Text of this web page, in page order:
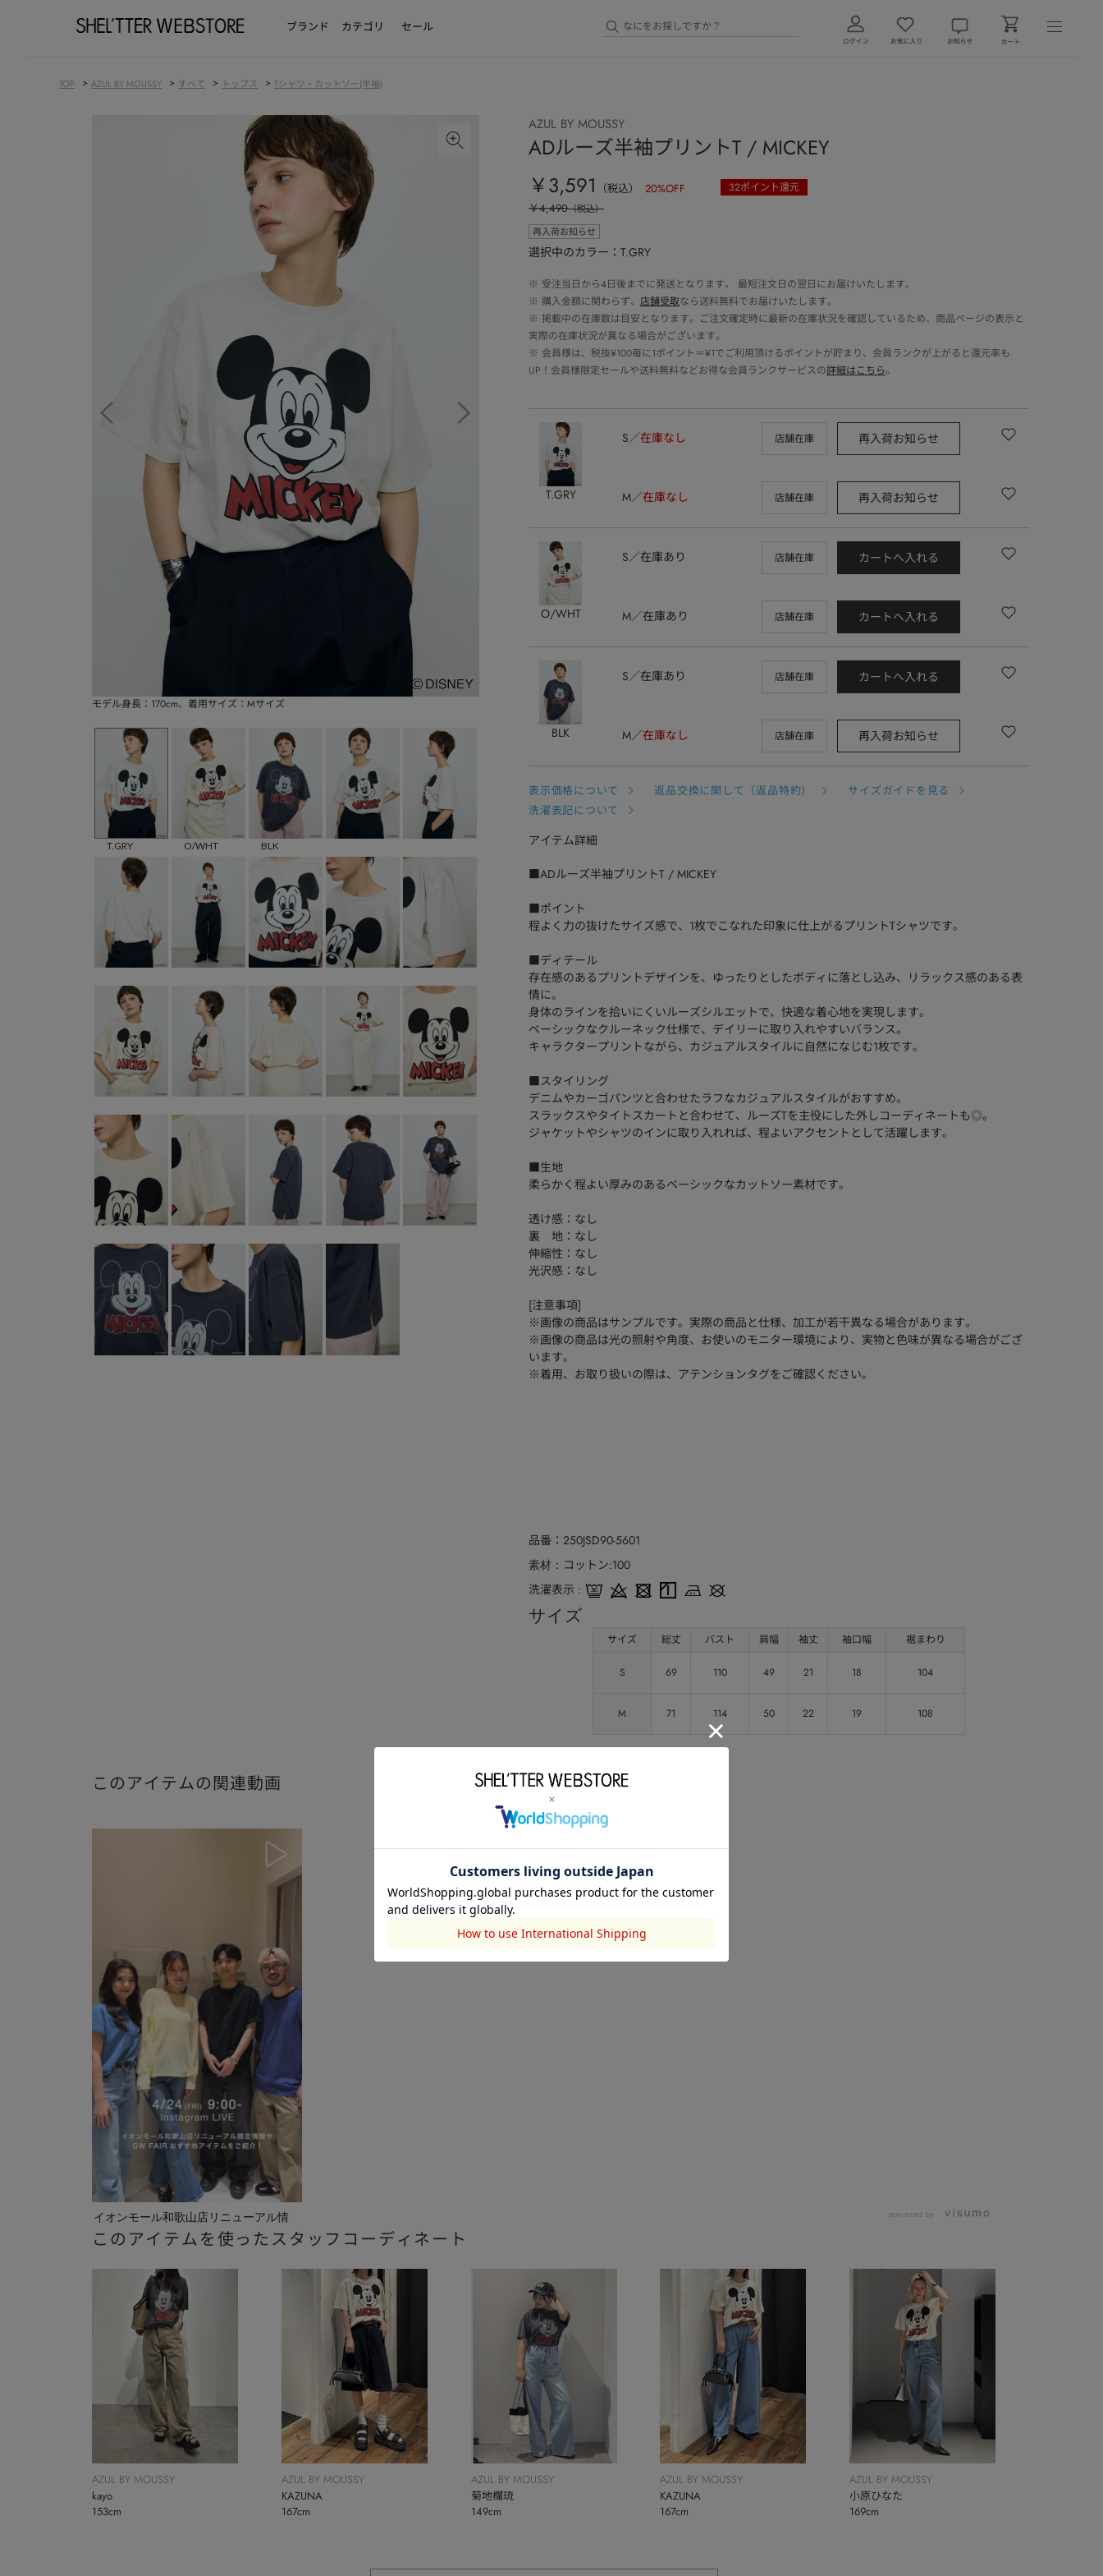
ブランド カテゴリ セール
TOP > AZUL BY MOUSSY > すべて > トップス > Tシャツ・カットソー(半袖)
モデル身長：170cm、着用サイズ：Mサイズ
T.GRY O/WHT BLK
AZUL BY MOUSSY
ADルーズ半袖プリントT / MICKEY
￥3,591
（税込） 20%OFF 32ポイント還元
￥4,490（税込）
再入荷お知らせ
選択中のカラー：T.GRY
※ 受注当日から4日後までに発送となります。 最短注文日の翌日にお届けいたします。
※ 購入金額に関わらず、 店舗受取なら送料無料でお届けいたします。
※ 掲載中の在庫数は目安となります。ご注文確定時に最新の在庫状況を確認しているため、商品ページの表示と
実際の在庫状況が異なる場合がございます。
※ 会員様は、税抜¥100毎に1ポイント＝¥1でご利用頂けるポイントが貯まり、会員ランクが上がると還元率も
UP！会員様限定セールや送料無料などお得な会員ランクサービスの詳細はこちら。
T.GRY
S 在庫なし 店舗在庫 再入荷お知らせ
M 在庫なし 店舗在庫 再入荷お知らせ
O/WHT
S 在庫あり 店舗在庫 カートへ入れる
M 在庫あり 店舗在庫 カートへ入れる
BLK
S 在庫あり 店舗在庫 カートへ入れる
M 在庫なし 店舗在庫 再入荷お知らせ
表示価格について 返品交換に関して（返品特約）
サイズガイドを見る
洗濯表記について
アイテム詳細
■ADルーズ半袖プリントT / MICKEY
■ポイント
程よく力の抜けたサイズ感で、1枚でこなれた印象に仕上がるプリントTシャツです。
■ディテール
存在感のあるプリントデザインを、ゆったりとしたボディに落とし込み、リラックス感のある表
情に。
身体のラインを拾いにくいルーズシルエットで、快適な着心地を実現します。
ベーシックなクルーネック仕様で、デイリーに取り入れやすいバランス。
キャラクタープリントながら、カジュアルスタイルに自然になじむ1枚です。
■スタイリング
デニムやカーゴパンツと合わせたラフなカジュアルスタイルがおすすめ。
スラックスやタイトスカートと合わせて、ルーズTを主役にした外しコーディネートも◎。
ジャケットやシャツのインに取り入れれば、程よいアクセントとして活躍します。
■生地
柔らかく程よい厚みのあるベーシックなカットソー素材です。
透け感：なし
裏 地：なし
伸縮性：なし
光沢感：なし
[注意事項]
※画像の商品はサンプルです。実際の商品と仕様、加工が若干異なる場合があります。
※画像の商品は光の照射や角度、お使いのモニター環境により、実物と色味が異なる場合がござ
います。
※着用、お取り扱いの際は、アテンションタグをご確認ください。
品番 250JSD90-5601
素材
コットン:100
洗濯表示
サイズ
サイズ 総丈 バスト 肩幅 袖丈 袖口幅 裾まわり
S 69 110 49 21 18 104
M 71 114 50 22 19 108
このアイテムの関連動画
イオンモール和歌山店リニューアル情
報＆G...
powered by
このアイテムを使ったスタッフコーディネート
AZUL BY MOUSSY
kayo
153cm
AZUL BY MOUSSY
KAZUNA
167cm
AZUL BY MOUSSY
菊地欄琉
149cm
AZUL BY MOUSSY
KAZUNA
167cm
AZUL BY MOUSSY
小原ひなた
169cm